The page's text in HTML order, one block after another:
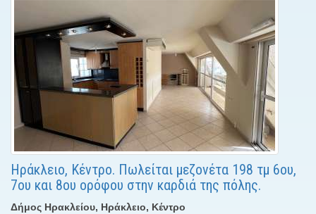
Ηράκλειο, Κέντρο. Πωλείται μεζονέτα 198 τμ 6ου,
7ου και 8ου ορόφου στην καρδιά της πόλης.
Δήμος Ηρακλείου, Ηράκλειο, Κέντρο